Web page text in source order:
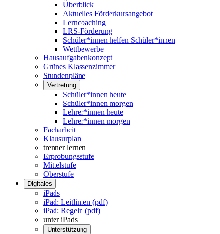
Überblick
Aktuelles Förderkursangebot
Lerncoaching
LRS-Förderung
Schüler*innen helfen Schüler*innen
Wettbewerbe
Hausaufgabenkonzept
Grünes Klassenzimmer
Stundenpläne
Vertretung
Schüler*innen heute
Schüler*innen morgen
Lehrer*innen heute
Lehrer*innen morgen
Facharbeit
Klausurplan
trenner lernen
Erprobungsstufe
Mittelstufe
Oberstufe
Digitales
iPads
iPad: Leitlinien (pdf)
iPad: Regeln (pdf)
unter iPads
Unterstützung